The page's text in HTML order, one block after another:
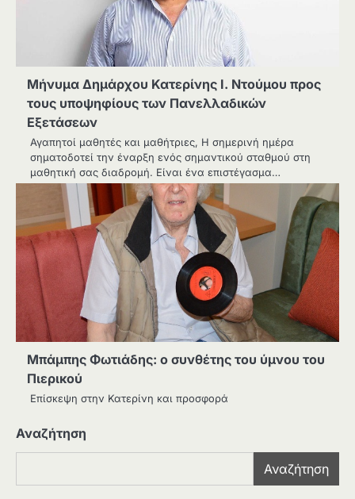
Μήνυμα Δημάρχου Κατερίνης Ι. Ντούμου προς
τους υποψηφίους των Πανελλαδικών
Εξετάσεων
Αγαπητοί μαθητές και μαθήτριες, Η σημερινή ημέρα
σηματοδοτεί την έναρξη ενός σημαντικού σταθμού στη
μαθητική σας διαδρομή. Είναι ένα επιστέγασμα…
Μπάμπης Φωτιάδης: ο συνθέτης του ύμνου του
Πιερικού
Επίσκεψη στην Κατερίνη και προσφορά
Αναζήτηση
Αναζήτηση